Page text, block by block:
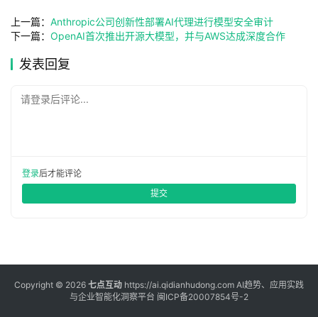
服
箱
工
具
上一篇： Anthropic公司创新性部署AI代理进行模型安全审计
下一篇： OpenAI首次推出开源大模型，并与AWS达成深度合作
发表回复
请登录后评论...
登录后才能评论
提交
Copyright © 2026 七点互动 https://ai.qidianhudong.com AI趋势、应用实践
与企业智能化洞察平台 闽ICP备20007854号-2